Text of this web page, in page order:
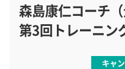
森島康仁コーチ
第3回トレーニン
キャ